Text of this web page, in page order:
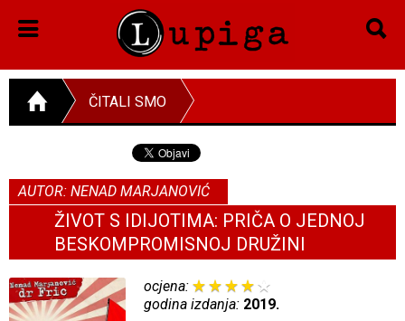
ČITALI SMO
AUTOR: NENAD MARJANOVIĆ
ŽIVOT S IDIJOTIMA: PRIČA O JEDNOJ
BESKOMPROMISNOJ DRUŽINI
ocjena:
godina izdanja: 2019.